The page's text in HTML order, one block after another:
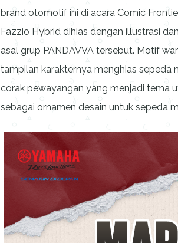
brand otomotif ini di acara Comic
Fazzio Hybrid dihias dengan illustrasi
asal grup PANDAVVA tersebut. Motif
tampilan karakternya menghias sepeda
corak pewayangan yang menjadi tema
sebagai ornamen desain untuk sepeda